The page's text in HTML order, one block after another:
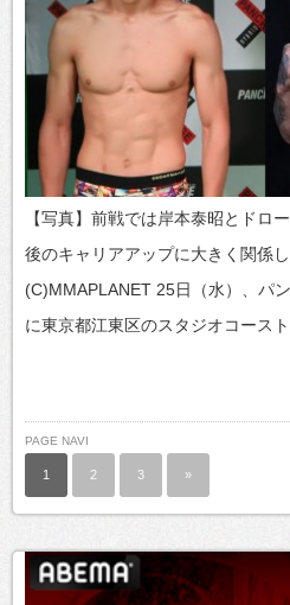
【写真】前戦では岸本泰昭とドロ
後のキャリアアップに大きく関係
(C)MMAPLANET 25日（水）、パ
に東京都江東区のスタジオコース
PAGE NAVI
1 2 3 »